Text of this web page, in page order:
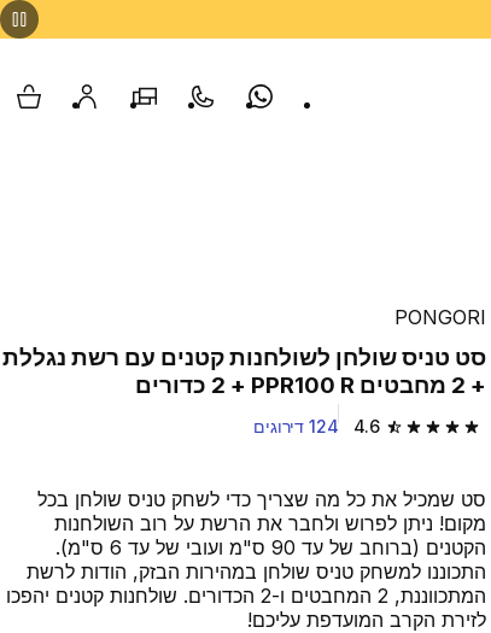
Whatsappצור קשרהסניפים שלנוהחשבון שלי
PONGORI
סט טניס שולחן לשולחנות קטנים עם רשת נגללת
+ 2 מחבטים PPR100 R + ‏2 כדורים
4.6 4.6 out of 5 stars from 124 reviews 124 דירוגים
סט שמכיל את כל מה שצריך כדי לשחק טניס שולחן בכל
מקום! ניתן לפרוש ולחבר את הרשת על רוב השולחנות
הקטנים (ברוחב של עד 90 ס"מ ועובי של עד 6 ס"מ).
התכוננו למשחק טניס שולחן במהירות הבזק, הודות לרשת
המתכווננת, 2 המחבטים ו-2 הכדורים. שולחנות קטנים יהפכו
לזירת הקרב המועדפת עליכם!